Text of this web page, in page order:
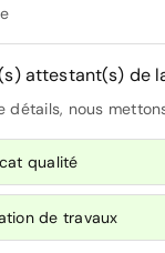
attestant(s) de
détails, nous
qualité
de travaux